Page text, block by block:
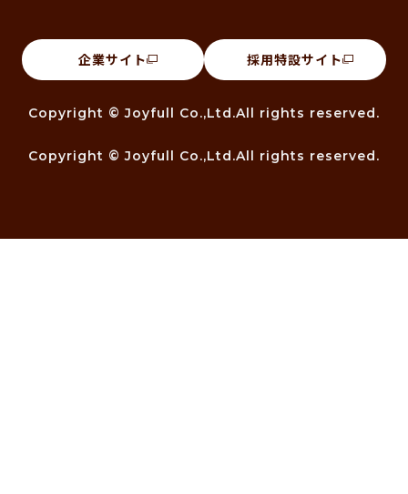
企業サイト 採用特設サイト
Copyright © Joyfull Co.,Ltd.All rights reserved.
Copyright © Joyfull Co.,Ltd.All rights reserved.